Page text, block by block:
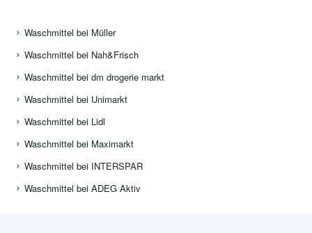
Waschmittel bei Müller
Waschmittel bei Nah&Frisch
Waschmittel bei dm drogerie markt
Waschmittel bei Unimarkt
Waschmittel bei Lidl
Waschmittel bei Maximarkt
Waschmittel bei INTERSPAR
Waschmittel bei ADEG Aktiv